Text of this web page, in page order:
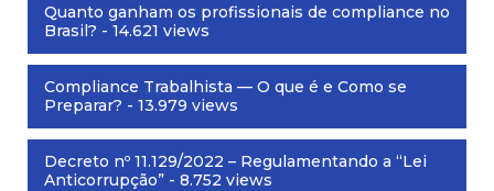
Quanto ganham os profissionais de compliance no
Brasil? - 14.621 views
Compliance Trabalhista — O que é e Como se
Preparar? - 13.979 views
Decreto nº 11.129/2022 – Regulamentando a “Lei
Anticorrupção” - 8.752 views